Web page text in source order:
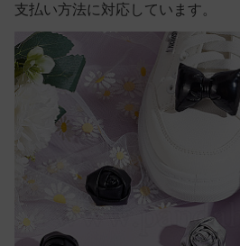
支払い方法に対応しています。